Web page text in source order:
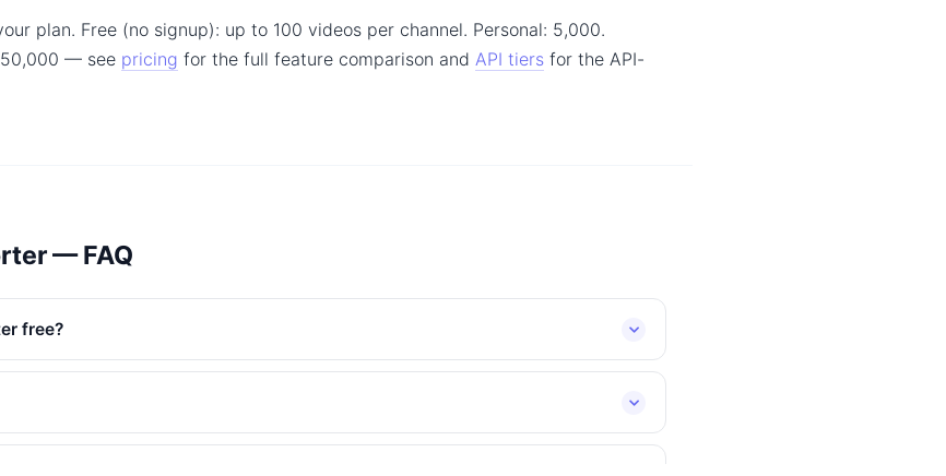
plan. Free (no signup): up to 100 videos per channel. Personal: 5,000.
— see pricing for the full feature comparison and API tiers for the API-
— FAQ
free?